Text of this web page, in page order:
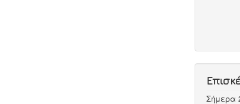
Σήμερα